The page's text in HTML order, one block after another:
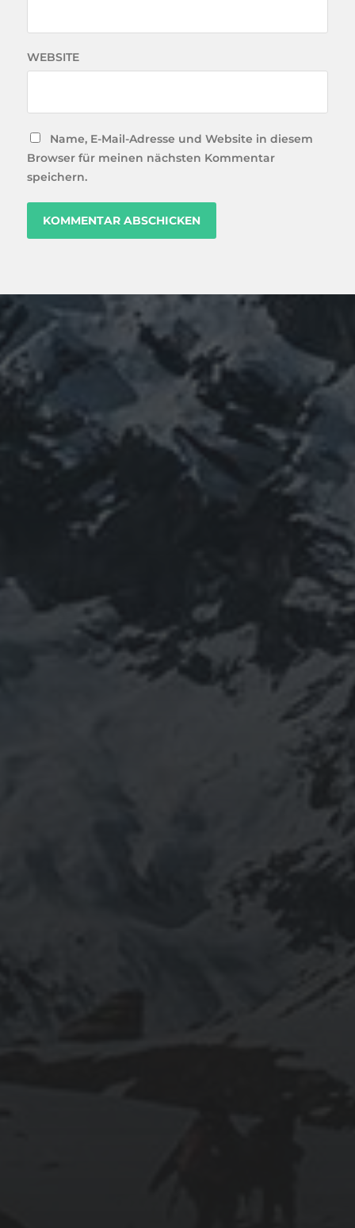
WEBSITE
Name, E-Mail-Adresse und Website in diesem
Browser für meinen nächsten Kommentar
speichern.